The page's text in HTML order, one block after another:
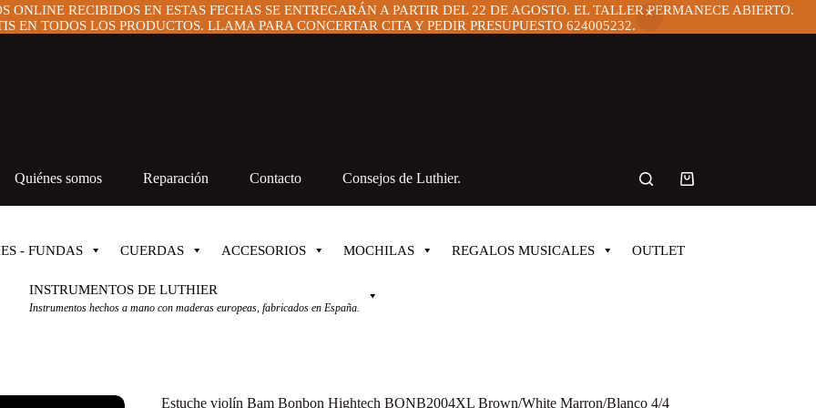
RECIBIDOS EN ESTAS FECHAS SE ENTREGARÁN A PARTIR DEL 22 DE AGOSTO. EL TALLER PERMANECE ABIERTO.
EN TODOS LOS PRODUCTOS. LLAMA PARA CONCERTAR CITA Y PEDIR PRESUPUESTO 624005232.
Quiénes somos Reparación Contacto Consejos de Luthier.
Carro
- FUNDAS CUERDAS ACCESORIOS MOCHILAS REGALOS MUSICALES OUTLET
INSTRUMENTOS DE LUTHIER
Instrumentos hechos a mano con maderas europeas, fabricados en España.
Estuche violín Bam Bonbon Hightech BONB2004XL Brown/White Marron/Blanco 4/4